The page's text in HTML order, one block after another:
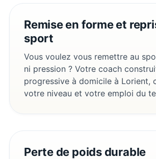
Remise en forme et
sport
Vous voulez vous remettre au
ni pression ? Votre coach
progressive à domicile à Lorient,
votre niveau et votre emploi du
Perte de poids durable